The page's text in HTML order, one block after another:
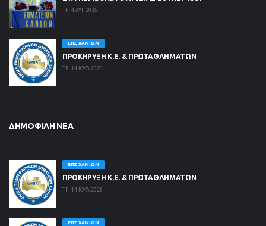
ΤΡΙ 4 ΑΥΓ 2026
ΕΠΣ ΧΑΝΊΩΝ
ΠΡΟΚΗΡΥΞΗ Κ.Ε. & ΠΡΩΤΑΘΛΗΜΑΤΩΝ
ΤΡΙ 14 ΙΟΥΛ 2026
ΔΗΜΟΦΙΛΉ ΝΈΑ
ΕΠΣ ΧΑΝΊΩΝ
ΠΡΟΚΗΡΥΞΗ Κ.Ε. & ΠΡΩΤΑΘΛΗΜΑΤΩΝ
ΤΡΙ 14 ΙΟΥΛ 2026
ΕΠΣ ΧΑΝΊΩΝ